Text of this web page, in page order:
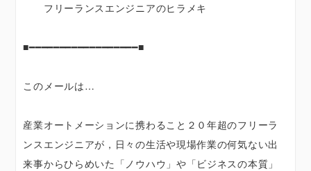
フリーランスエンジニアのヒラメキ
■━━━━━━━━━━━━━━━━━━■
このメールは…
産業オートメーションに携わること２０年超のフリーラ
ンスエンジニアが，日々の生活や現場作業の何気ない出
来事からひらめいた「ノウハウ」や「ビジネスの本質」